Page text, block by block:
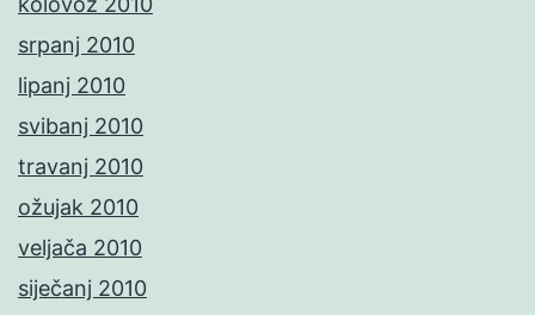
srpanj 2010
lipanj 2010
svibanj 2010
travanj 2010
ožujak 2010
veljača 2010
siječanj 2010